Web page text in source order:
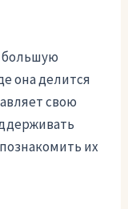
большую
она делится
свою
их